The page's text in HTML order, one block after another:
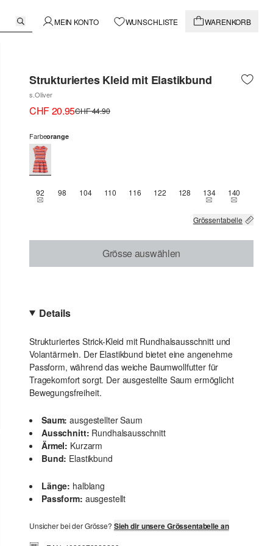
MEIN KONTO WUNSCHLISTE WARENKORB
Strukturiertes Kleid mit Elastikbund
s.Oliver
CHF 20.95CHF 44.90
Farbeorange
92THIS SIZE IS CURRENTLY OUT OF STOCK
98 104 110 116 122 128 134THIS SIZE IS
140THIS SIZE
Grössentabelle
Grösse auswählen
Details
Strukturiertes Strick-Kleid mit Rundhalsausschnitt und
Volantärmeln. Der Elastikbund bietet eine angenehme
Passform, während das weiche Baumwollfutter für
Tragekomfort sorgt. Der ausgestellte Saum ermöglicht
Bewegungsfreiheit.
Saum: ausgestellter Saum
Ausschnitt: Rundhalsausschnitt
Ärmel: Kurzarm
Bund: Elastikbund
Länge: halblang
Passform: ausgestellt
Unsicher bei der Grösse? Sieh dir unsere Grössentabelle an